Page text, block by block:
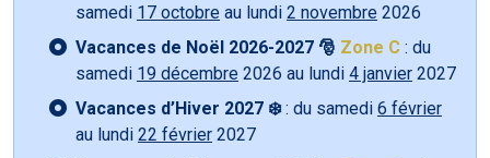
samedi 17 octobre au lundi 2 novembre 2026
Vacances de Noël 2026-2027 🎅 Zone C : du
samedi 19 décembre 2026 au lundi 4 janvier 2027
Vacances d’Hiver 2027 ❄️: du samedi 6 février
au lundi 22 février 2027